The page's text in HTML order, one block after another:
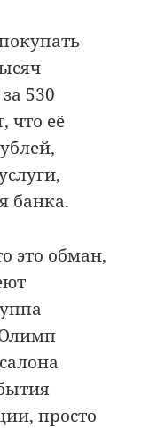
530
что её
банка.
это обман,
просто